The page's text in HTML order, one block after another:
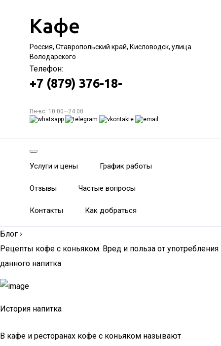
Кафе
Россия, Ставропольский край, Кисловодск, улица
Володарского
Телефон:
+7 (879) 376-18-
Пн-вс: 10:00—24:00
Услуги и цены График работы
Отзывы Частые вопросы
Контакты Как добраться
Блог ›
Рецепты кофе с коньяком. Вред и польза от употребления
данного напитка
История напитка
В кафе и ресторанах кофе с коньяком называют